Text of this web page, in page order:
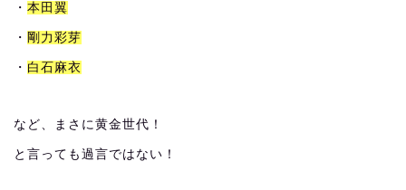
・ 本田翼
・ 剛力彩芽
・ 白石麻衣
など、まさに黄金世代！
と言っても過言ではない！